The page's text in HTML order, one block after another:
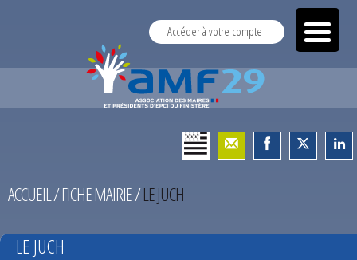
Accéder à votre compte
ACCUEIL/FICHE MAIRIE/LE JUCH
LE JUCH